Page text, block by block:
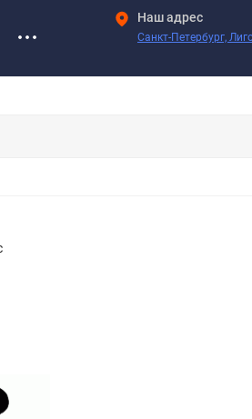
Наш адрес
Санкт-Петербург,